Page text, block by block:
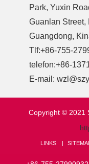
Park, Yuxin
Guanlan Street,
Guangdong,
Tlf:+86-755-
telefon:+86-
E-mail:
Copyright © 2021
LINKS